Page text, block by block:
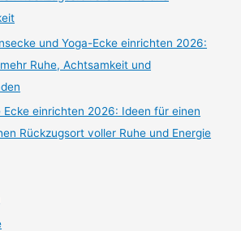
und Yoga-Ecke einrichten 2026:
Ruhe, Achtsamkeit und
Ecke einrichten 2026: Ideen für einen
Rückzugsort voller Ruhe und Energie